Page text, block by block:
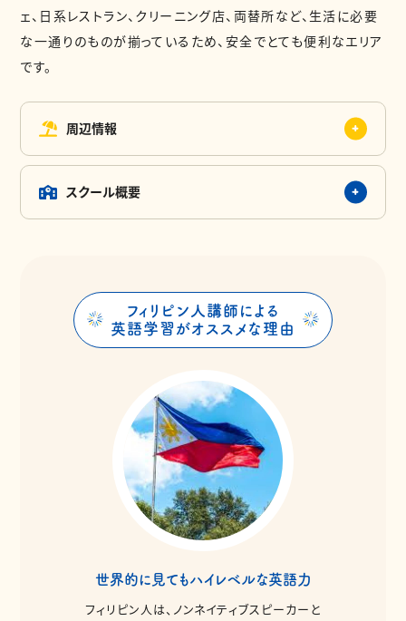
ェ、日系レストラン、クリーニング店、両替所など、生活に必要
な一通りのものが揃っているため、安全でとても便利なエリア
です。
周辺情報
スクール概要
フィリピン人講師による
英語学習がオススメな理由
世界的に見てもハイレベルな英語力
フィリピン人は、ノンネイティブスピーカーと